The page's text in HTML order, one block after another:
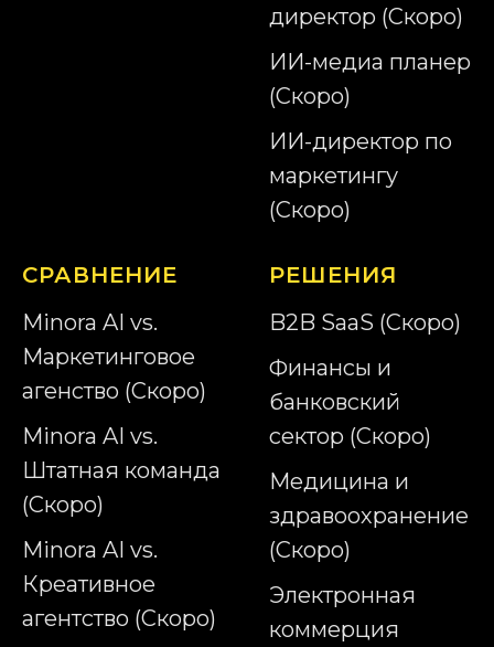
директор (Скоро)
ИИ-медиа планер
(Скоро)
ИИ-директор по
маркетингу
(Скоро)
СРАВНЕНИЕ
Minora AI vs.
Маркетинговое
агенство (Скоро)
Minora AI vs.
Штатная команда
(Скоро)
Minora AI vs.
Креативное
агентство (Скоро)
РЕШЕНИЯ
B2B SaaS (Скоро)
Финансы и
банковский
сектор (Скоро)
Медицина и
здравоохранение
(Скоро)
Электронная
коммерция